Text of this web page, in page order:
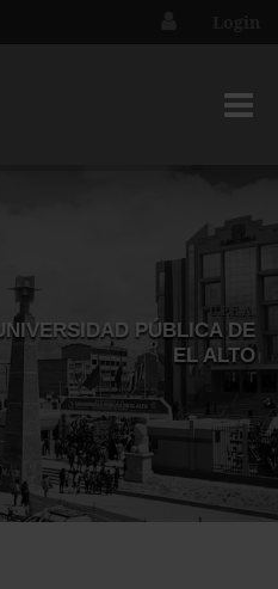
U.P.E.A.
UNIVERSIDAD PÚBLICA DE
EL ALTO